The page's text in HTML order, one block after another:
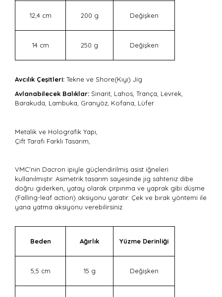
12,4 cm 200 g Değişken
14 cm 250 g Değişken
Avcılık Çeşitleri: Tekne ve Shore(Kıyı) Jig
Avlanabilecek Balıklar: Sinarit, Lahos, Trança, Levrek,
Barakuda, Lambuka, Granyöz, Kofana, Lüfer
Metalik ve Holografik Yapı,
Çift Tarafı Farklı Tasarım,
VMC’nin Dacron ipiyle güçlendirilmiş asist iğneleri
kullanılmıştır. Asimetrik tasarım sayesinde jig sahteniz dibe
doğru giderken, yatay olarak çırpınma ve yaprak gibi düşme
(Falling-leaf action) aksiyonu yaratır. Çek ve bırak yöntemi ile
yana yatma aksiyonu verebilirsiniz.
Beden Ağırlık Yüzme Derinliği
5,5 cm 15 g Değişken